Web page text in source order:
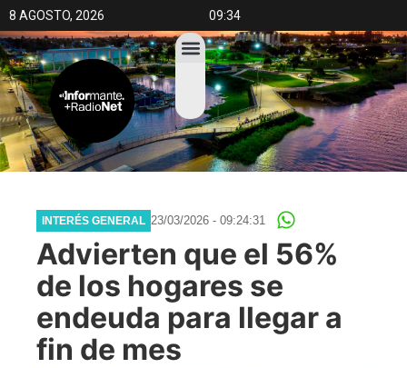
8 AGOSTO, 2026 09:34
INTERÉS GENERAL 23/03/2026 - 09:24:31
Advierten que el 56%
de los hogares se
endeuda para llegar a
fin de mes